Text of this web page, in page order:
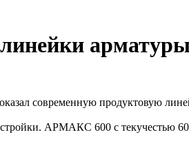
современную продуктовую
АРМАКС 600 с текучестью